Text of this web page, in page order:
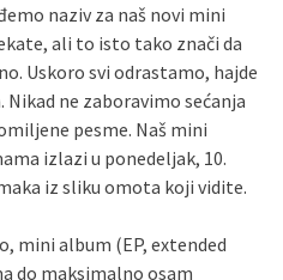
naziv za naš novi mini
ali to isto tako znači da
Uskoro svi odrastamo, hajde
ne zaboravimo sećanja
pesme. Naš mini
izlazi u ponedeljak, 10.
iz sliku omota koji vidite.
mini album (EP, extended
do maksimalno osam